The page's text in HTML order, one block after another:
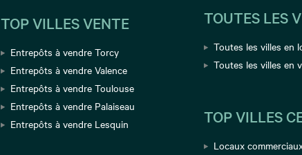
TOP VILLES VENTE
Entrepôts à vendre Torcy
Entrepôts à vendre Valence
Entrepôts à vendre Toulouse
Entrepôts à vendre Palaiseau
Entrepôts à vendre Lesquin
TOUTES LES
Toutes les villes en
Toutes les villes en
TOP VILLES
Locaux